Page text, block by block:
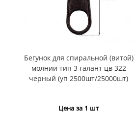
Бегунок для спиральной (витой)
молнии тип 3 галант цв 322
черный (уп 2500шт/25000шт)
Цена за 1 шт